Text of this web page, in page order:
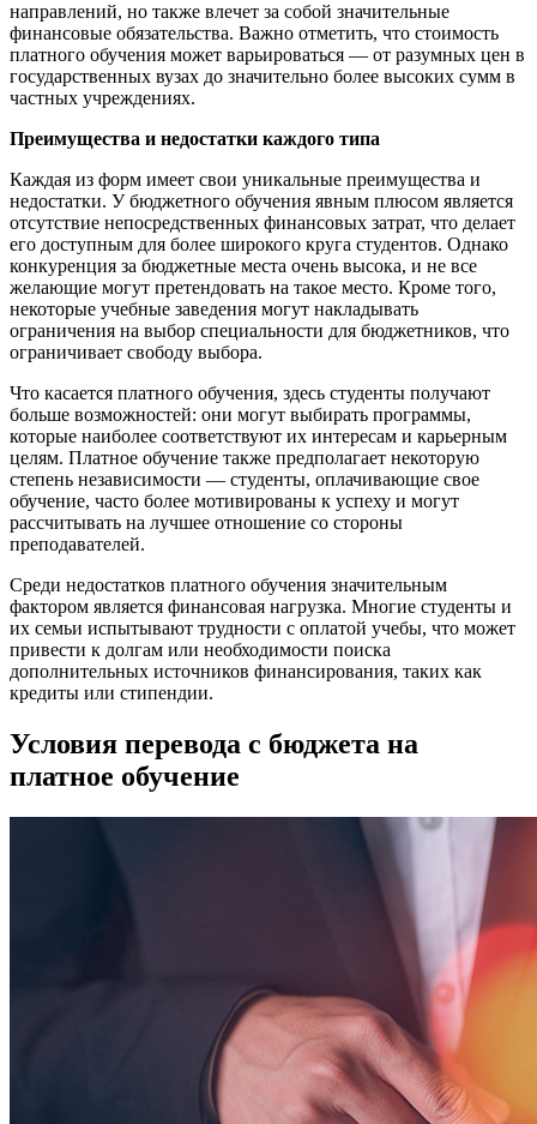
направлений, но также влечет за собой значительные
финансовые обязательства. Важно отметить, что стоимость
платного обучения может варьироваться — от разумных цен в
государственных вузах до значительно более высоких сумм в
частных учреждениях.
Преимущества и недостатки каждого типа
Каждая из форм имеет свои уникальные преимущества и
недостатки. У бюджетного обучения явным плюсом является
отсутствие непосредственных финансовых затрат, что делает
его доступным для более широкого круга студентов. Однако
конкуренция за бюджетные места очень высока, и не все
желающие могут претендовать на такое место. Кроме того,
некоторые учебные заведения могут накладывать
ограничения на выбор специальности для бюджетников, что
ограничивает свободу выбора.
Что касается платного обучения, здесь студенты получают
больше возможностей: они могут выбирать программы,
которые наиболее соответствуют их интересам и карьерным
целям. Платное обучение также предполагает некоторую
степень независимости — студенты, оплачивающие свое
обучение, часто более мотивированы к успеху и могут
рассчитывать на лучшее отношение со стороны
преподавателей.
Среди недостатков платного обучения значительным
фактором является финансовая нагрузка. Многие студенты и
их семьи испытывают трудности с оплатой учебы, что может
привести к долгам или необходимости поиска
дополнительных источников финансирования, таких как
кредиты или стипендии.
Условия перевода с бюджета на
платное обучение